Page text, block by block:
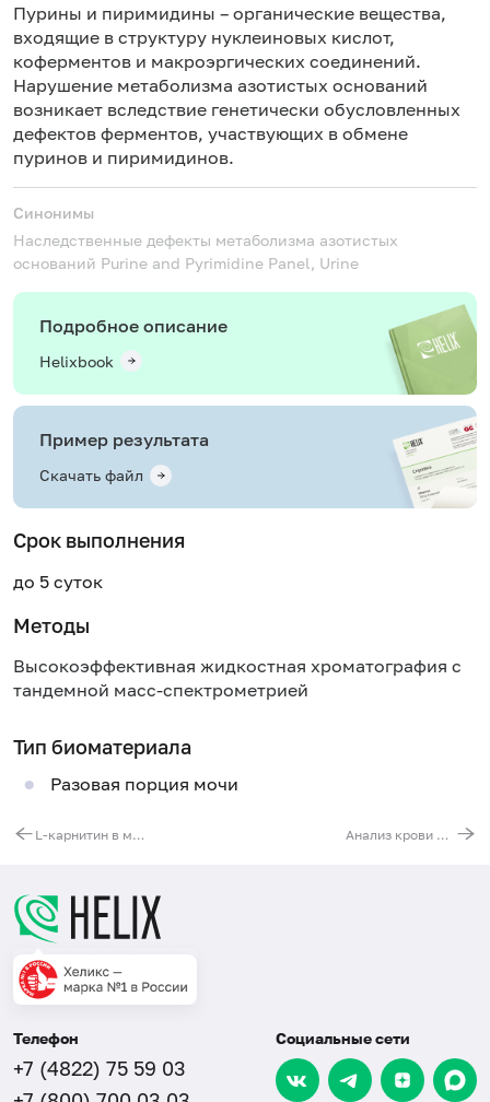
Пурины и пиримидины – органические вещества,
входящие в структуру нуклеиновых кислот,
коферментов и макроэргических соединений.
Нарушение метаболизма азотистых оснований
возникает вследствие генетически обусловленных
дефектов ферментов, участвующих в обмене
пуринов и пиримидинов.
Синонимы
Наследственные дефекты метаболизма азотистых
оснований Purine and Pyrimidine Panel, Urine
Подробное описание
Helixbook
Пример результата
Скачать файл
Срок выполнения
до 5 суток
Методы
Высокоэффективная жидкостная хроматография с
тандемной масс-спектрометрией
Тип биоматериала
Разовая порция мочи
L-карнитин в моче (свободный и общий) Анализ крови на органические кислоты
Телефон
+7 (4822) 75 59 03
Социальные сети